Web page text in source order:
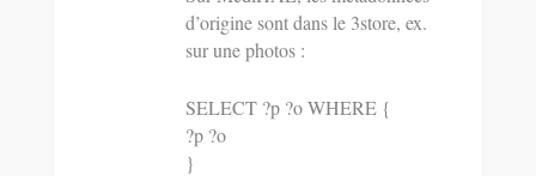
d’origine sont dans le 3store, ex.
sur une photos :
SELECT ?p ?o WHERE {
?p ?o
}